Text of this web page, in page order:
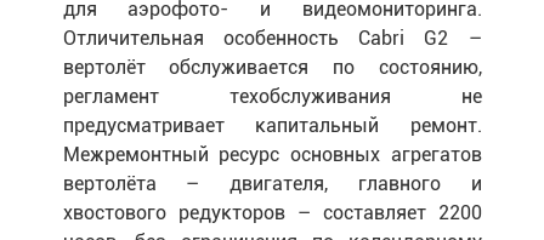
для аэрофото- и видеомониторинга.
Отличительная особенность Cabri G2 –
вертолёт обслуживается по состоянию,
регламент техобслуживания не
предусматривает капитальный ремонт.
Межремонтный ресурс основных агрегатов
вертолёта – двигателя, главного и
хвостового редукторов – составляет 2200